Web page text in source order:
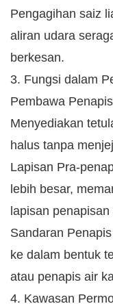
Pengagihan saiz
aliran udara
berkesan.
3. Fungsi dalam
Pembawa
Menyediakan
halus tanpa
Lapisan Pra-
lebih besar,
lapisan
Sandaran
ke dalam bentuk
atau penapis air
4. Kawasan